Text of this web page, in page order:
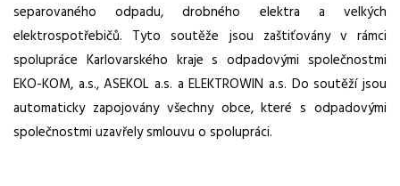
separovaného odpadu, drobného elektra a velkých
elektrospotřebičů. Tyto soutěže jsou zaštiťovány v rámci
spolupráce Karlovarského kraje s odpadovými společnostmi
EKO-KOM, a.s., ASEKOL a.s. a ELEKTROWIN a.s. Do soutěží jsou
automaticky zapojovány všechny obce, které s odpadovými
společnostmi uzavřely smlouvu o spolupráci.